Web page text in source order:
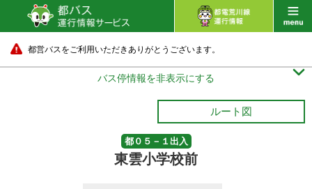
都営バスをご利用いただきありがとうございます。
バス停情報を非表示にする 
ルート図
都０５－１出入
東雲小学校前